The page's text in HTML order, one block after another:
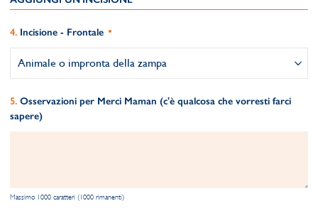
Incisione - Frontale
Osservazioni per Merci Maman (c'è qualcosa che vorresti farci
sapere)
Massimo 1000 caratteri (1000 rimanenti)